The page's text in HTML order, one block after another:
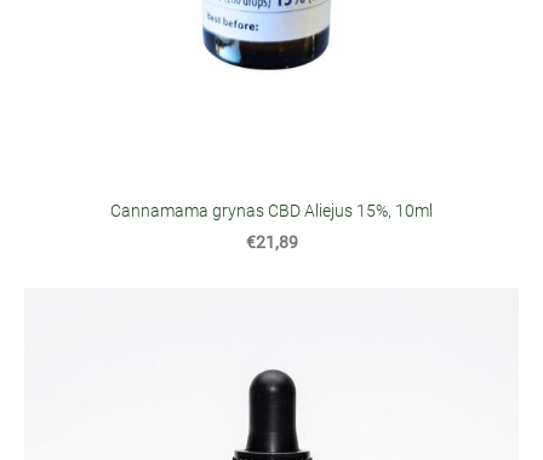
Cannamama grynas CBD Aliejus 15%, 10ml
€21,89